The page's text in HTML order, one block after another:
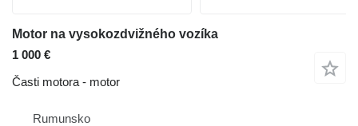
Motor na vysokozdvižného vozíka
1 000 €
Časti motora - motor
Rumunsko